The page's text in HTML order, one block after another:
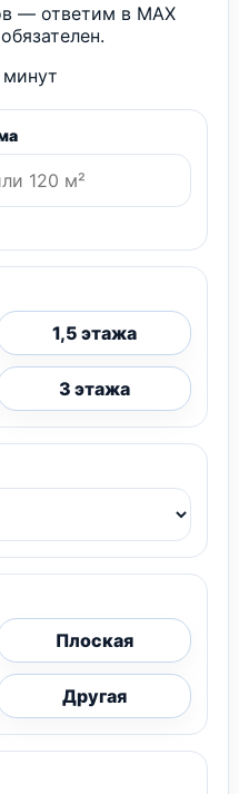
— ответим в MAX
1,5 этажа
3 этажа
Плоская
Другая